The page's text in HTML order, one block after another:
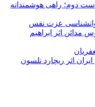
دوم؛ راهی هوشمندانه
عزت نفس
مدائن اثر ابراهیم
ایران اثر ریچارد نلسون